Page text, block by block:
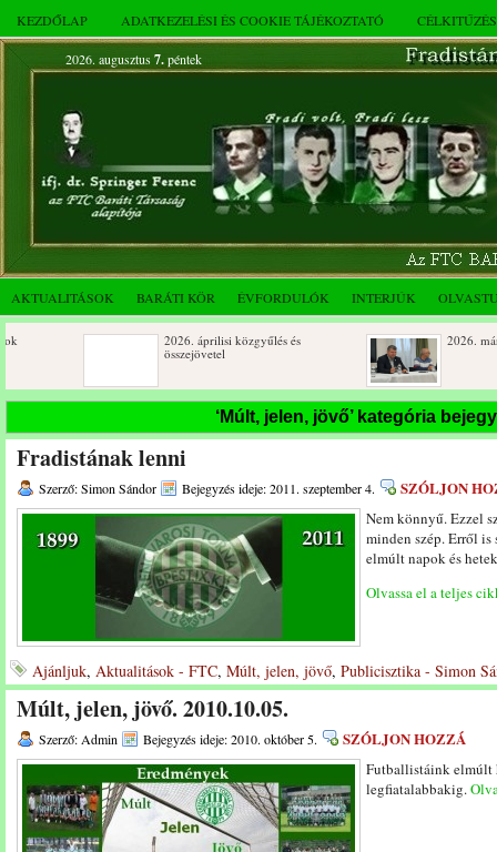
KEZDŐLAP ADATKEZELÉSI ÉS COOKIE TÁJÉKOZTATÓ
2026. augusztus 7.péntek
AKTUALITÁSOK BARÁTI KÖR ÉVFORDULÓK INTERJÚK
2026. áprilisi közgyűlés és
2026. márciusi
Születésnapi koszorúzások
Rendkívüli
novemberi
Az FTC Baráti Kör 2025. októberi
összejövetel
‘Múlt, jelen, jövő’ kategória
Fradistának lenni
Szerző: Simon Sándor Bejegyzés ideje: 2011. szeptember 4. SZÓLJON
Nem könnyű. Ezzel
minden szép. Erről
elmúlt napok és
Olvassa el a teljes
Ajánljuk, Aktualitások - FTC, Múlt, jelen, jövő, Publicisztika - Simon
Múlt, jelen, jövő. 2010.10.05.
Szerző: Admin Bejegyzés ideje: 2010. október 5. SZÓLJON HOZZÁ
Futballistáink elmúlt
legfiatalabbakig.